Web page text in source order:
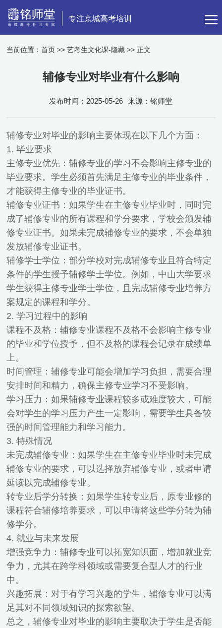
专注京城高考培训
当前位置：首页 >>艺考生文化课-隐藏 >> 正文
辅修专业对毕业有什么影响
发布时间：2025-05-26 来源：铭师堂
辅修专业对毕业的影响主要体现在以下几个方面：
1. 毕业要求
主修专业优先：辅修专业的学习不会影响主修专业的
毕业要求。学生必须首先满足主修专业的毕业条件，
才能获得主修专业的毕业证书。
辅修专业证书：如果学生在主修专业毕业时，同时完
成了辅修专业的所有课程和学分要求，学校会颁发辅
修专业证书。如果未完成辅修专业的要求，不会单独
发放辅修专业证书。
辅修学士学位：部分学校对完成辅修专业且符合特定
条件的学生授予辅修学士学位。例如，中山大学要求
学生获得主修专业学士学位，且完成辅修专业培养方
案规定的课程和学分。
2. 学习过程中的影响
课程不及格：辅修专业课程不及格不会影响主修专业
的毕业和学位授予，但不及格的课程会记录在成绩单
上。
时间管理：辅修专业可能会增加学习负担，需要合理
安排时间和精力，确保主修专业学习不受影响。
学习压力：如果辅修专业课程较多或难度较大，可能
会对学生的学习压力产生一定影响，需要学生具备较
强的时间管理能力和学习能力。
3. 特殊情况
未完成辅修专业：如果学生在主修专业毕业时未完成
辅修专业的要求，可以选择放弃辅修专业，或者申请
延读以完成辅修专业。
转专业后学分转换：如果学生转专业后，原专业修的
课程符合辅修培养要求，可以申请将这些学分转为辅
修学分。
4. 就业与未来发展
增强竞争力：辅修专业可以拓宽知识面，增加就业竞
争力，尤其在跨学科领域或需要复合型人才的行业
中。
兴趣拓展：对于有学习兴趣的学生，辅修专业可以满
足其对不同领域知识的探索欲望。
总之，辅修专业对毕业的影响主要取决于学生是否能